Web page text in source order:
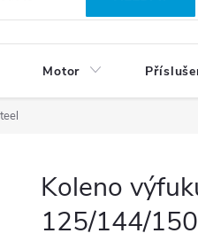
Motor
Koleno
125/144/